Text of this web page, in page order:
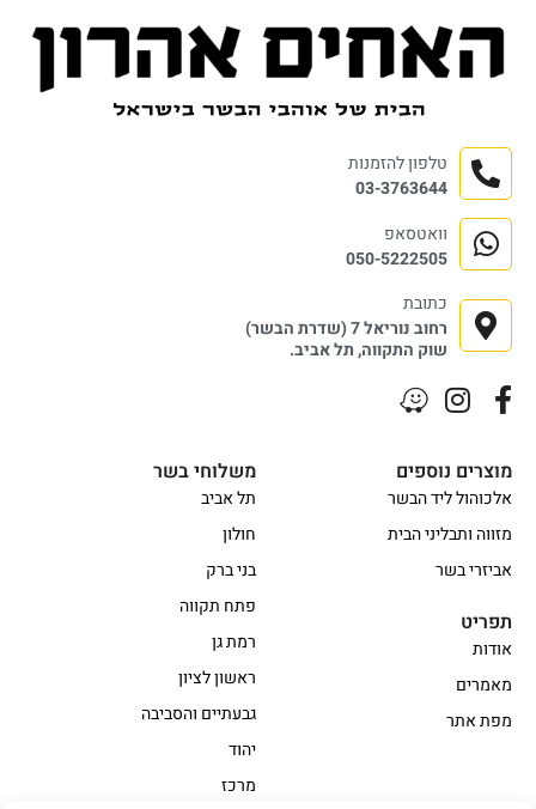
משלוחי בשר
תל אביב
חולון
בני ברק
פתח תקווה
רמת גן
ראשון לציון
גבעתיים והסביבה
יהוד
מרכז
מוצרים נוספים
אלכוהול ליד הבשר
מזווה ותבליני הבית
אביזרי בשר
תפריט
אודות
מאמרים
מפת אתר
טלפון להזמנות
03-3763644
וואטסאפ
050-5222505
כתובת
רחוב נוריאל 7 (שדרת הבשר)
שוק התקווה, תל אביב.